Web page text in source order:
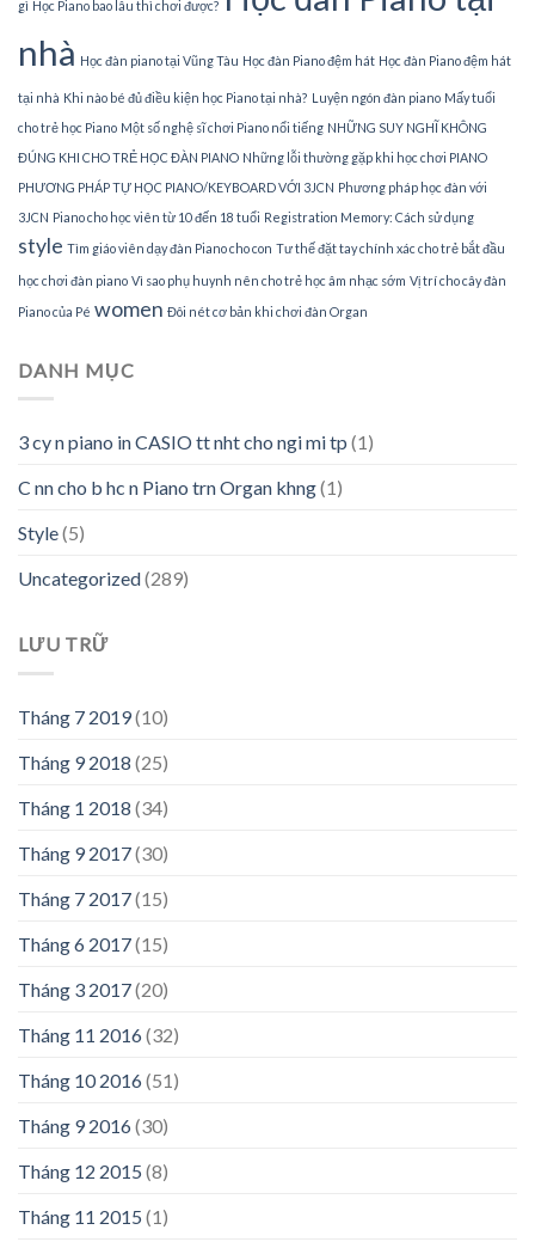
gì Học Piano bao lâu thì chơi được?
nhà Học đàn piano tại Vũng Tàu Học đàn Piano đệm hát Học đàn Piano đệm hát
tại nhà Khi nào bé đủ điều kiện học Piano tại nhà? Luyện ngón đàn piano Mấy tuổi
cho trẻ học Piano Một số nghệ sĩ chơi Piano nổi tiếng NHỮNG SUY NGHĨ KHÔNG
ĐÚNG KHI CHO TRẺ HỌC ĐÀN PIANO Những lỗi thường gặp khi học chơi PIANO
PHƯƠNG PHÁP TỰ HỌC PIANO/KEYBOARD VỚI 3JCN Phương pháp học đàn với
3JCN Piano cho học viên từ 10 đến 18 tuổi Registration Memory: Cách sử dụng
style Tìm giáo viên dạy đàn Piano cho con Tư thế đặt tay chính xác cho trẻ bắt đầu
học chơi đàn piano Vì sao phụ huynh nên cho trẻ học âm nhạc sớm Vị trí cho cây đàn
Piano của Pé women Đôi nét cơ bản khi chơi đàn Organ
DANH MỤC
3 cy n piano in CASIO tt nht cho ngi mi tp (1)
C nn cho b hc n Piano trn Organ khng(1)
Style(5)
Uncategorized(289)
LƯU TRỮ
Tháng 7 2019(10)
Tháng 9 2018 (25)
Tháng 1 2018 (34)
Tháng 9 2017(30)
Tháng 7 2017(15)
Tháng 6 2017(15)
Tháng 3 2017(20)
Tháng 11 2016(32)
Tháng 10 2016(51)
Tháng 9 2016(30)
Tháng 12 2015 (8)
Tháng 11 2015 (1)